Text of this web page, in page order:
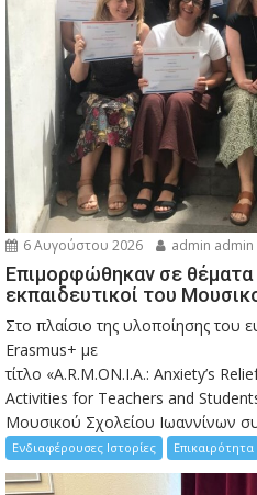
6 Αυγούστου 2026 admin admin
Eπιμορφώθηκαν σε θέματα
εκπαιδευτικοί του
Στο πλαίσιο της υλοποίησης του
Erasmus+ με
τίτλο «A.R.M.ON.I.A.: Anxiety’s
Activities for Teachers and
Μουσικού Σχολείου Ιωαννίνων
Ενδιαφέρουσες Ιστορίες Επικαιρότητα